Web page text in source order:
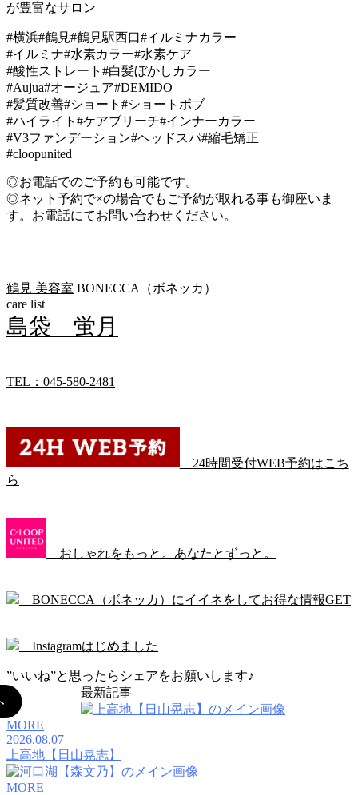
が豊富なサロン
#横浜#鶴見#鶴見駅西口#イルミナカラー
#イルミナ#水素カラー#水素ケア
#酸性ストレート#白髪ぼかしカラー
#Aujua#オージュア#DEMIDO
#髪質改善#ショート#ショートボブ
#ハイライト#ケアブリーチ#インナーカラー
#V3ファンデーション#ヘッドスパ#縮毛矯正
#cloopunited
◎お電話でのご予約も可能です。
◎ネット予約で×の場合でもご予約が取れる事も御座いま
す。お電話にてお問い合わせください。
鶴見 美容室 BONECCA（ボネッカ）
care list
島袋 蛍月
TEL：045-580-2481
24時間受付WEB予約はこち
ら
おしゃれをもっと。あなたとずっと。
BONECCA（ボネッカ）にイイネをしてお得な情報GET
Instagramはじめました
”いいね”と思ったらシェアをお願いします♪
最新記事
MORE
2026.08.07
上高地【日山晃志】
MORE